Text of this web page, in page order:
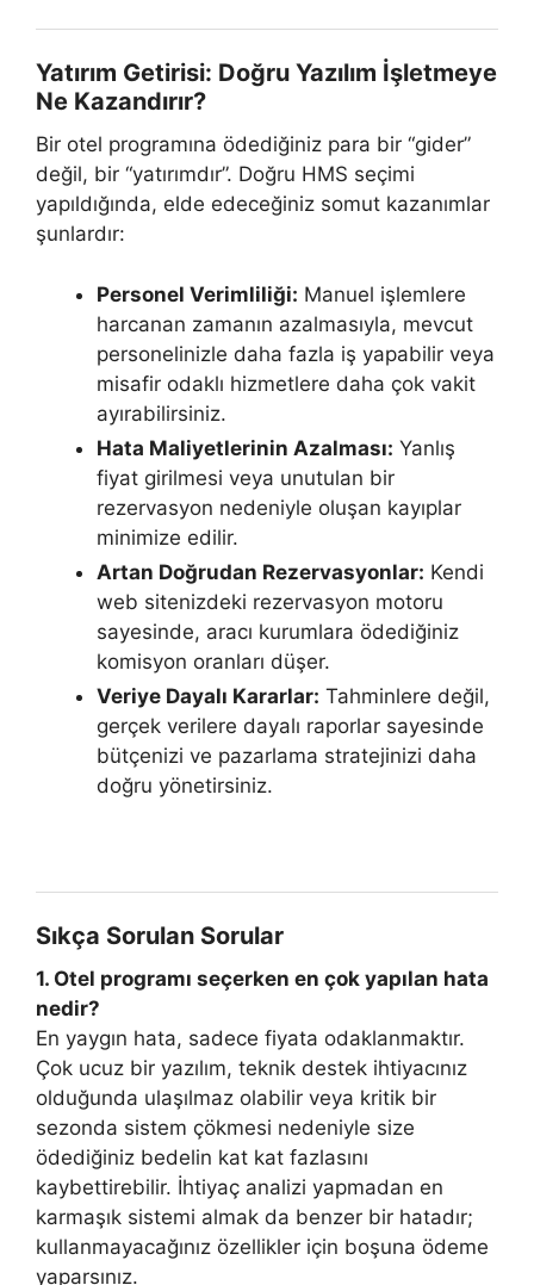
Yatırım Getirisi: Doğru Yazılım İşletmeye
Ne Kazandırır?
Bir otel programına ödediğiniz para bir “gider”
değil, bir “yatırımdır”. Doğru HMS seçimi
yapıldığında, elde edeceğiniz somut kazanımlar
şunlardır:
Personel Verimliliği: Manuel işlemlere
harcanan zamanın azalmasıyla, mevcut
personelinizle daha fazla iş yapabilir veya
misafir odaklı hizmetlere daha çok vakit
ayırabilirsiniz.
Hata Maliyetlerinin Azalması: Yanlış
fiyat girilmesi veya unutulan bir
rezervasyon nedeniyle oluşan kayıplar
minimize edilir.
Artan Doğrudan Rezervasyonlar: Kendi
web sitenizdeki rezervasyon motoru
sayesinde, aracı kurumlara ödediğiniz
komisyon oranları düşer.
Veriye Dayalı Kararlar: Tahminlere değil,
gerçek verilere dayalı raporlar sayesinde
bütçenizi ve pazarlama stratejinizi daha
doğru yönetirsiniz.
Sıkça Sorulan Sorular
1. Otel programı seçerken en çok yapılan hata
nedir?
En yaygın hata, sadece fiyata odaklanmaktır.
Çok ucuz bir yazılım, teknik destek ihtiyacınız
olduğunda ulaşılmaz olabilir veya kritik bir
sezonda sistem çökmesi nedeniyle size
ödediğiniz bedelin kat kat fazlasını
kaybettirebilir. İhtiyaç analizi yapmadan en
karmaşık sistemi almak da benzer bir hatadır;
kullanmayacağınız özellikler için boşuna ödeme
yaparsınız.